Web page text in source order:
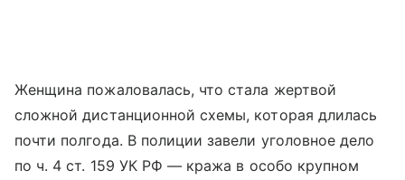
Женщина пожаловалась, что стала жертвой
сложной дистанционной схемы, которая длилась
почти полгода. В полиции завели уголовное дело
по ч. 4 ст. 159 УК РФ — кража в особо крупном